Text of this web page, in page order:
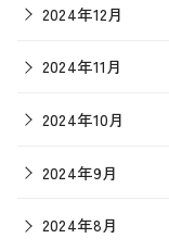
2024年12月
2024年11月
2024年10月
2024年9月
2024年8月